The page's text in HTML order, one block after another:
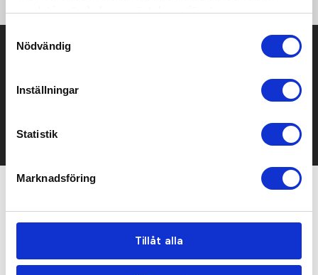
samlat in när du har använt deras tjänster.
Nödvändig
Inställningar
Statistik
Marknadsföring
Tillåt alla
Prisuppgift på mailen?
Kontakta oss här för att få förslag på produkt och pris över
Relaterade produkter